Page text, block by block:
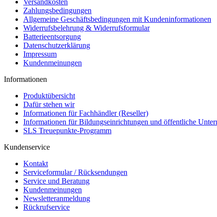
Zahlungsbedingungen
Allgemeine Geschäftsbedingungen mit Kundeninformationen
Widerrufsbelehrung & Widerrufsformular
Batterieentsorgung
Datenschutzerklärung
Impressum
Kundenmeinungen
Informationen
Produktübersicht
Dafür stehen wir
Informationen für Fachhändler (Reseller)
Informationen für Bildungseinrichtungen und öffentliche
SLS Treuepunkte-Programm
Kundenservice
Kontakt
Serviceformular / Rücksendungen
Service und Beratung
Kundenmeinungen
Newsletteranmeldung
Rückrufservice